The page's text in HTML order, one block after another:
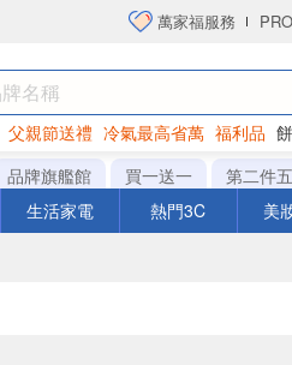
萬家福服務
父親節送禮 冷氣最高省萬 福利品
紙
品牌旗艦館 買一送一 第二件
生活家電 熱門3C 美